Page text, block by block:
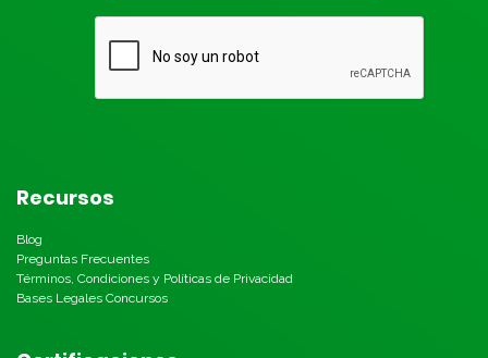
Recursos
Blog
Preguntas Frecuentes
Términos, Condiciones y Políticas de Privacidad
Bases Legales Concursos